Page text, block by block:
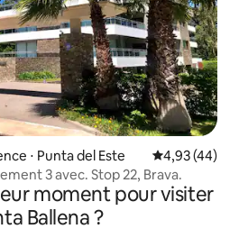
⋅ Punta del Este Évaluation
4,93 (44)
3 avec. Stop 22, Brava.
moment pour visiter
Ballena ?